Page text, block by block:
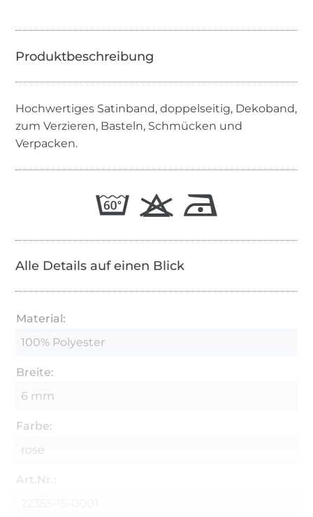
Hochwertiges Satinband, doppelseitig, Dekoband,
zum Verzieren, Basteln, Schmücken und
Verpacken.
Alle Details auf einen Blick
Material:
100% Polyester
Breite:
6 mm
Farbe:
rose
Art.Nr.: